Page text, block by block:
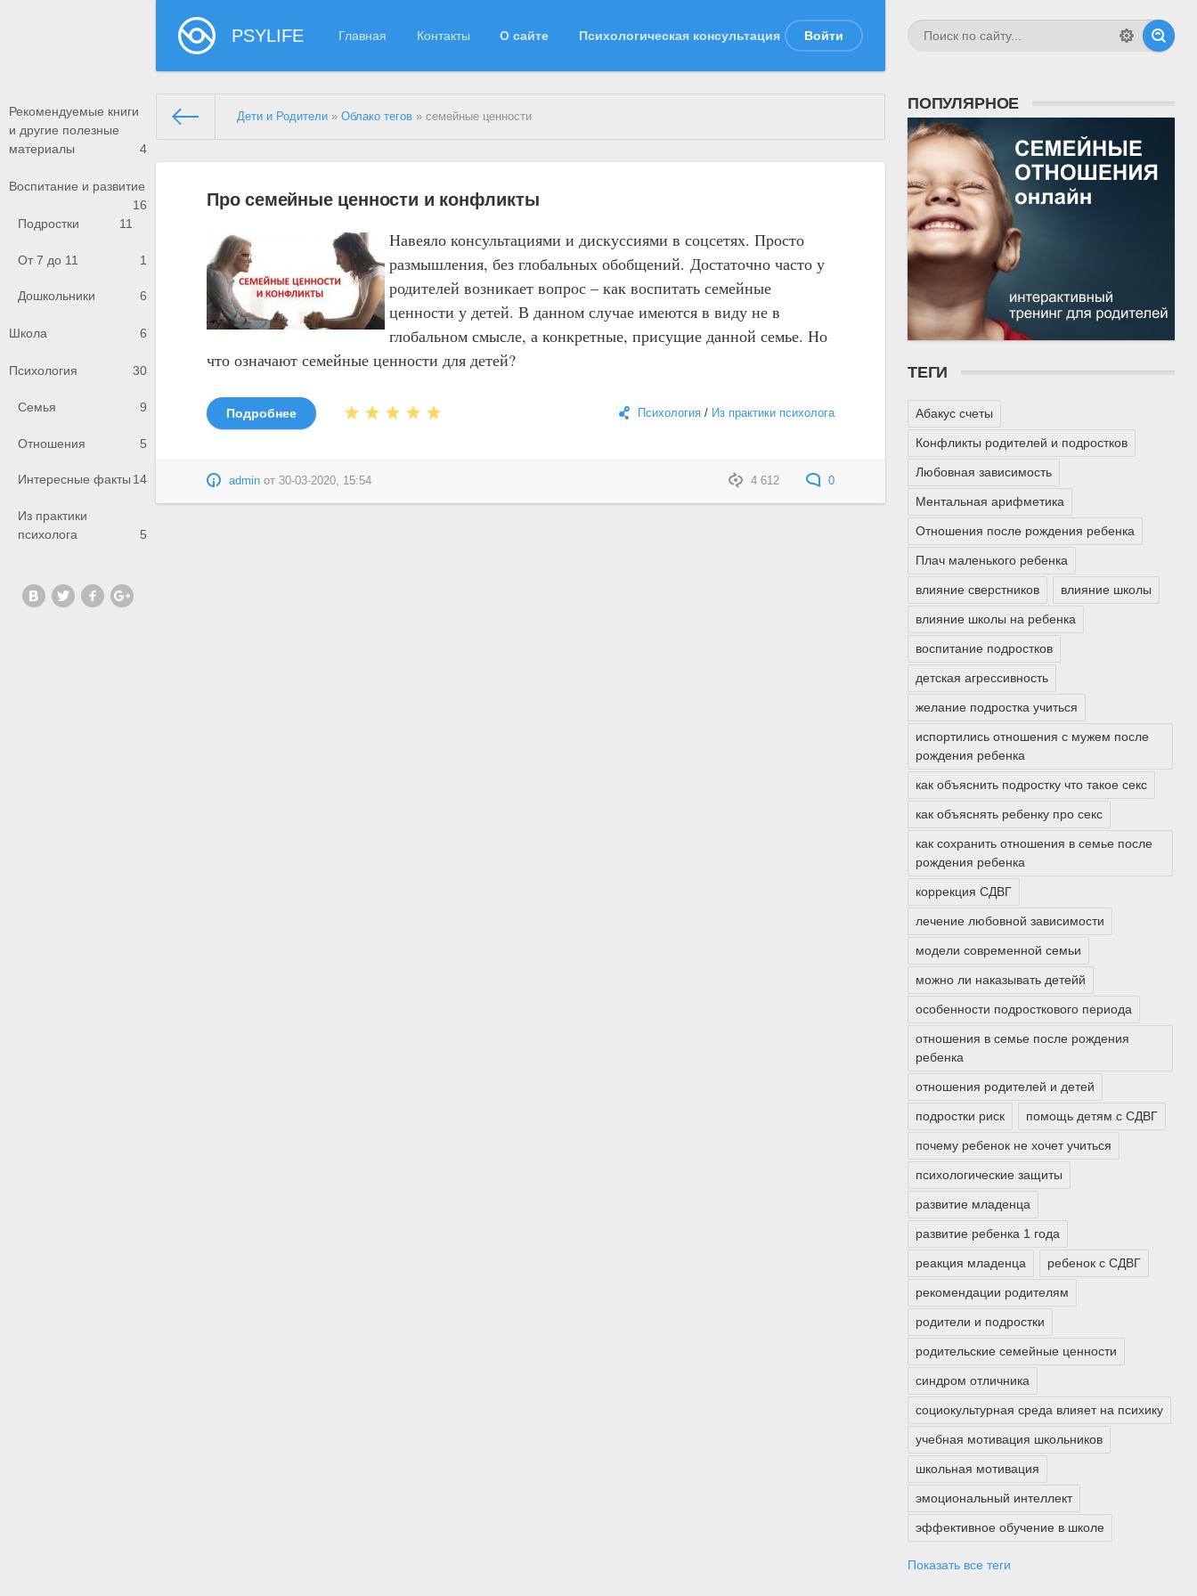
PSYLIFE Главная Контакты О сайте Психологическая консультация Войти
Рекомендуемые книги
и другие полезные
материалы
4
Воспитание и развитие
16
Подростки
11
От 7 до 11 1
Дошкольники 6
Школа 6
Психология 30
Семья 9
Отношения 5
Интересные факты 14
Из практики
психолога
5
Дети и Родители »Облако тегов » семейные ценности
Про семейные ценности и конфликты
Навеяло консультациями и дискуссиями в соцсетях. Просто
размышления, без глобальных обобщений. Достаточно часто у
родителей возникает вопрос – как воспитать семейные
ценности у детей. В данном случае имеются в виду не в
глобальном смысле, а конкретные, присущие данной семье. Но
что означают семейные ценности для детей?
Психология/ Из практики психолога
Подробнее
4 612 0
admin от 30-03-2020, 15:54
ПОПУЛЯРНОЕ
ТЕГИ
Абакус счеты
Конфликты родителей и подростков
Любовная зависимость
Ментальная арифметика
Отношения после рождения ребенка
Плач маленького ребенка
влияние сверстников влияние школы
влияние школы на ребенка
воспитание подростков
детская агрессивность
желание подростка учиться
испортились отношения с мужем после
рождения ребенка
как объяснить подростку что такое секс
как объяснять ребенку про секс
как сохранить отношения в семье после
рождения ребенка
коррекция СДВГ
лечение любовной зависимости
модели современной семьи
можно ли наказывать детейй
особенности подросткового периода
отношения в семье после рождения
ребенка
отношения родителей и детей
подростки риск помощь детям с СДВГ
почему ребенок не хочет учиться
психологические защиты
развитие младенца
развитие ребенка 1 года
реакция младенца ребенок с СДВГ
рекомендации родителям
родители и подростки
родительские семейные ценности
синдром отличника
социокультурная среда влияет на психику
учебная мотивация школьников
школьная мотивация
эмоциональный интеллект
эффективное обучение в школе
Показать все теги